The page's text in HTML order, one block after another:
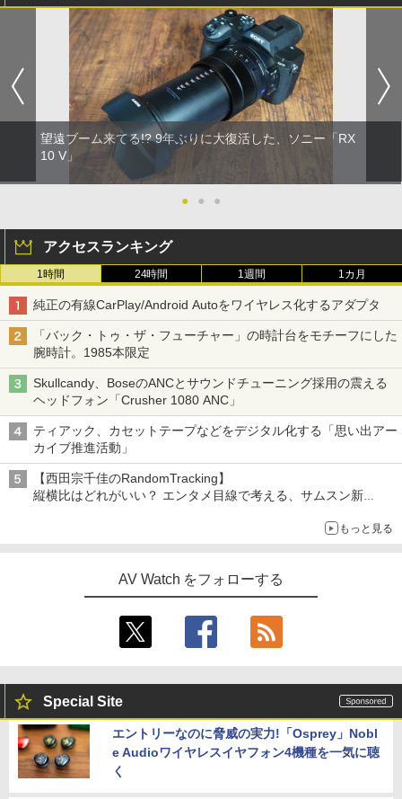
望遠ブーム来てる!? 9年ぶりに大復活した、ソニー「RX
10 V」
● ● ●
アクセスランキング
1時間 24時間 1週間 1カ月
純正の有線CarPlay/Android Autoをワイヤレス化するアダプタ
「バック・トゥ・ザ・フューチャー」の時計台をモチーフにした
腕時計。1985本限定
Skullcandy、BoseのANCとサウンドチューニング採用の震える
ヘッドフォン「Crusher 1080 ANC」
ティアック、カセットテープなどをデジタル化する「思い出アー
カイブ推進活動」
【西田宗千佳のRandomTracking】
縦横比はどれがいい？ エンタメ目線で考える、サムスン新
もっと見る
AV Watch をフォローする
Special Site
エントリーなのに脅威の実力!「Osprey」Nobl
e Audioワイヤレスイヤフォン4機種を一気に聴
く